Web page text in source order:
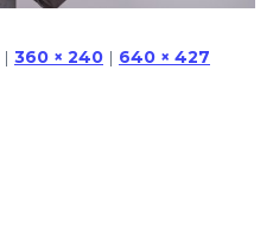
| 360 × 240 | 640 × 427